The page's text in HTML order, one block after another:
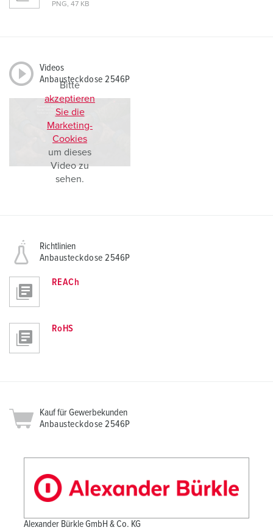
PNG, 47 KB
Videos
Anbausteckdose 2546P
Bitte
akzeptieren
Sie die
Marketing-
Cookies
um dieses
Video zu
sehen.
Richtlinien
Anbausteckdose 2546P
REACh
RoHS
Kauf für Gewerbekunden
Anbausteckdose 2546P
Alexander Bürkle GmbH & Co. KG